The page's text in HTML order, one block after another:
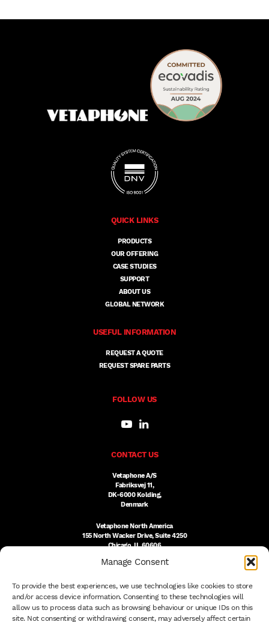
Manage Consent
To provide the best experiences, we use technologies like cookies to store
and/or access device information. Consenting to these technologies will
allow us to process data such as browsing behaviour or unique IDs on this
site. Not consenting or withdrawing consent, may adversely affect certain
QUICK LINKS
PRODUCTS
OUR OFFERING
CASE STUDIES
SUPPORT
ABOUT US
GLOBAL NETWORK
USEFUL INFORMATION
REQUEST A QUOTE
REQUEST SPARE PARTS
FOLLOW US
CONTACT US
Vetaphone A/S
Fabriksvej 11,
DK-6000 Kolding,
Denmark
Vetaphone North America
155 North Wacker Drive, Suite 4250
Chicago, IL 60606
US:(312) 803-3691
sales@vetaphone.com